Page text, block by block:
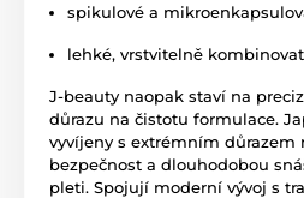
spikulové a
lehké, vrstvitelně
J-beauty naopak staví na
důrazu na čistotu formulace.
vyvíjeny s extrémním důrazem
bezpečnost a dlouhodobou
pleti. Spojují moderní vývoj s